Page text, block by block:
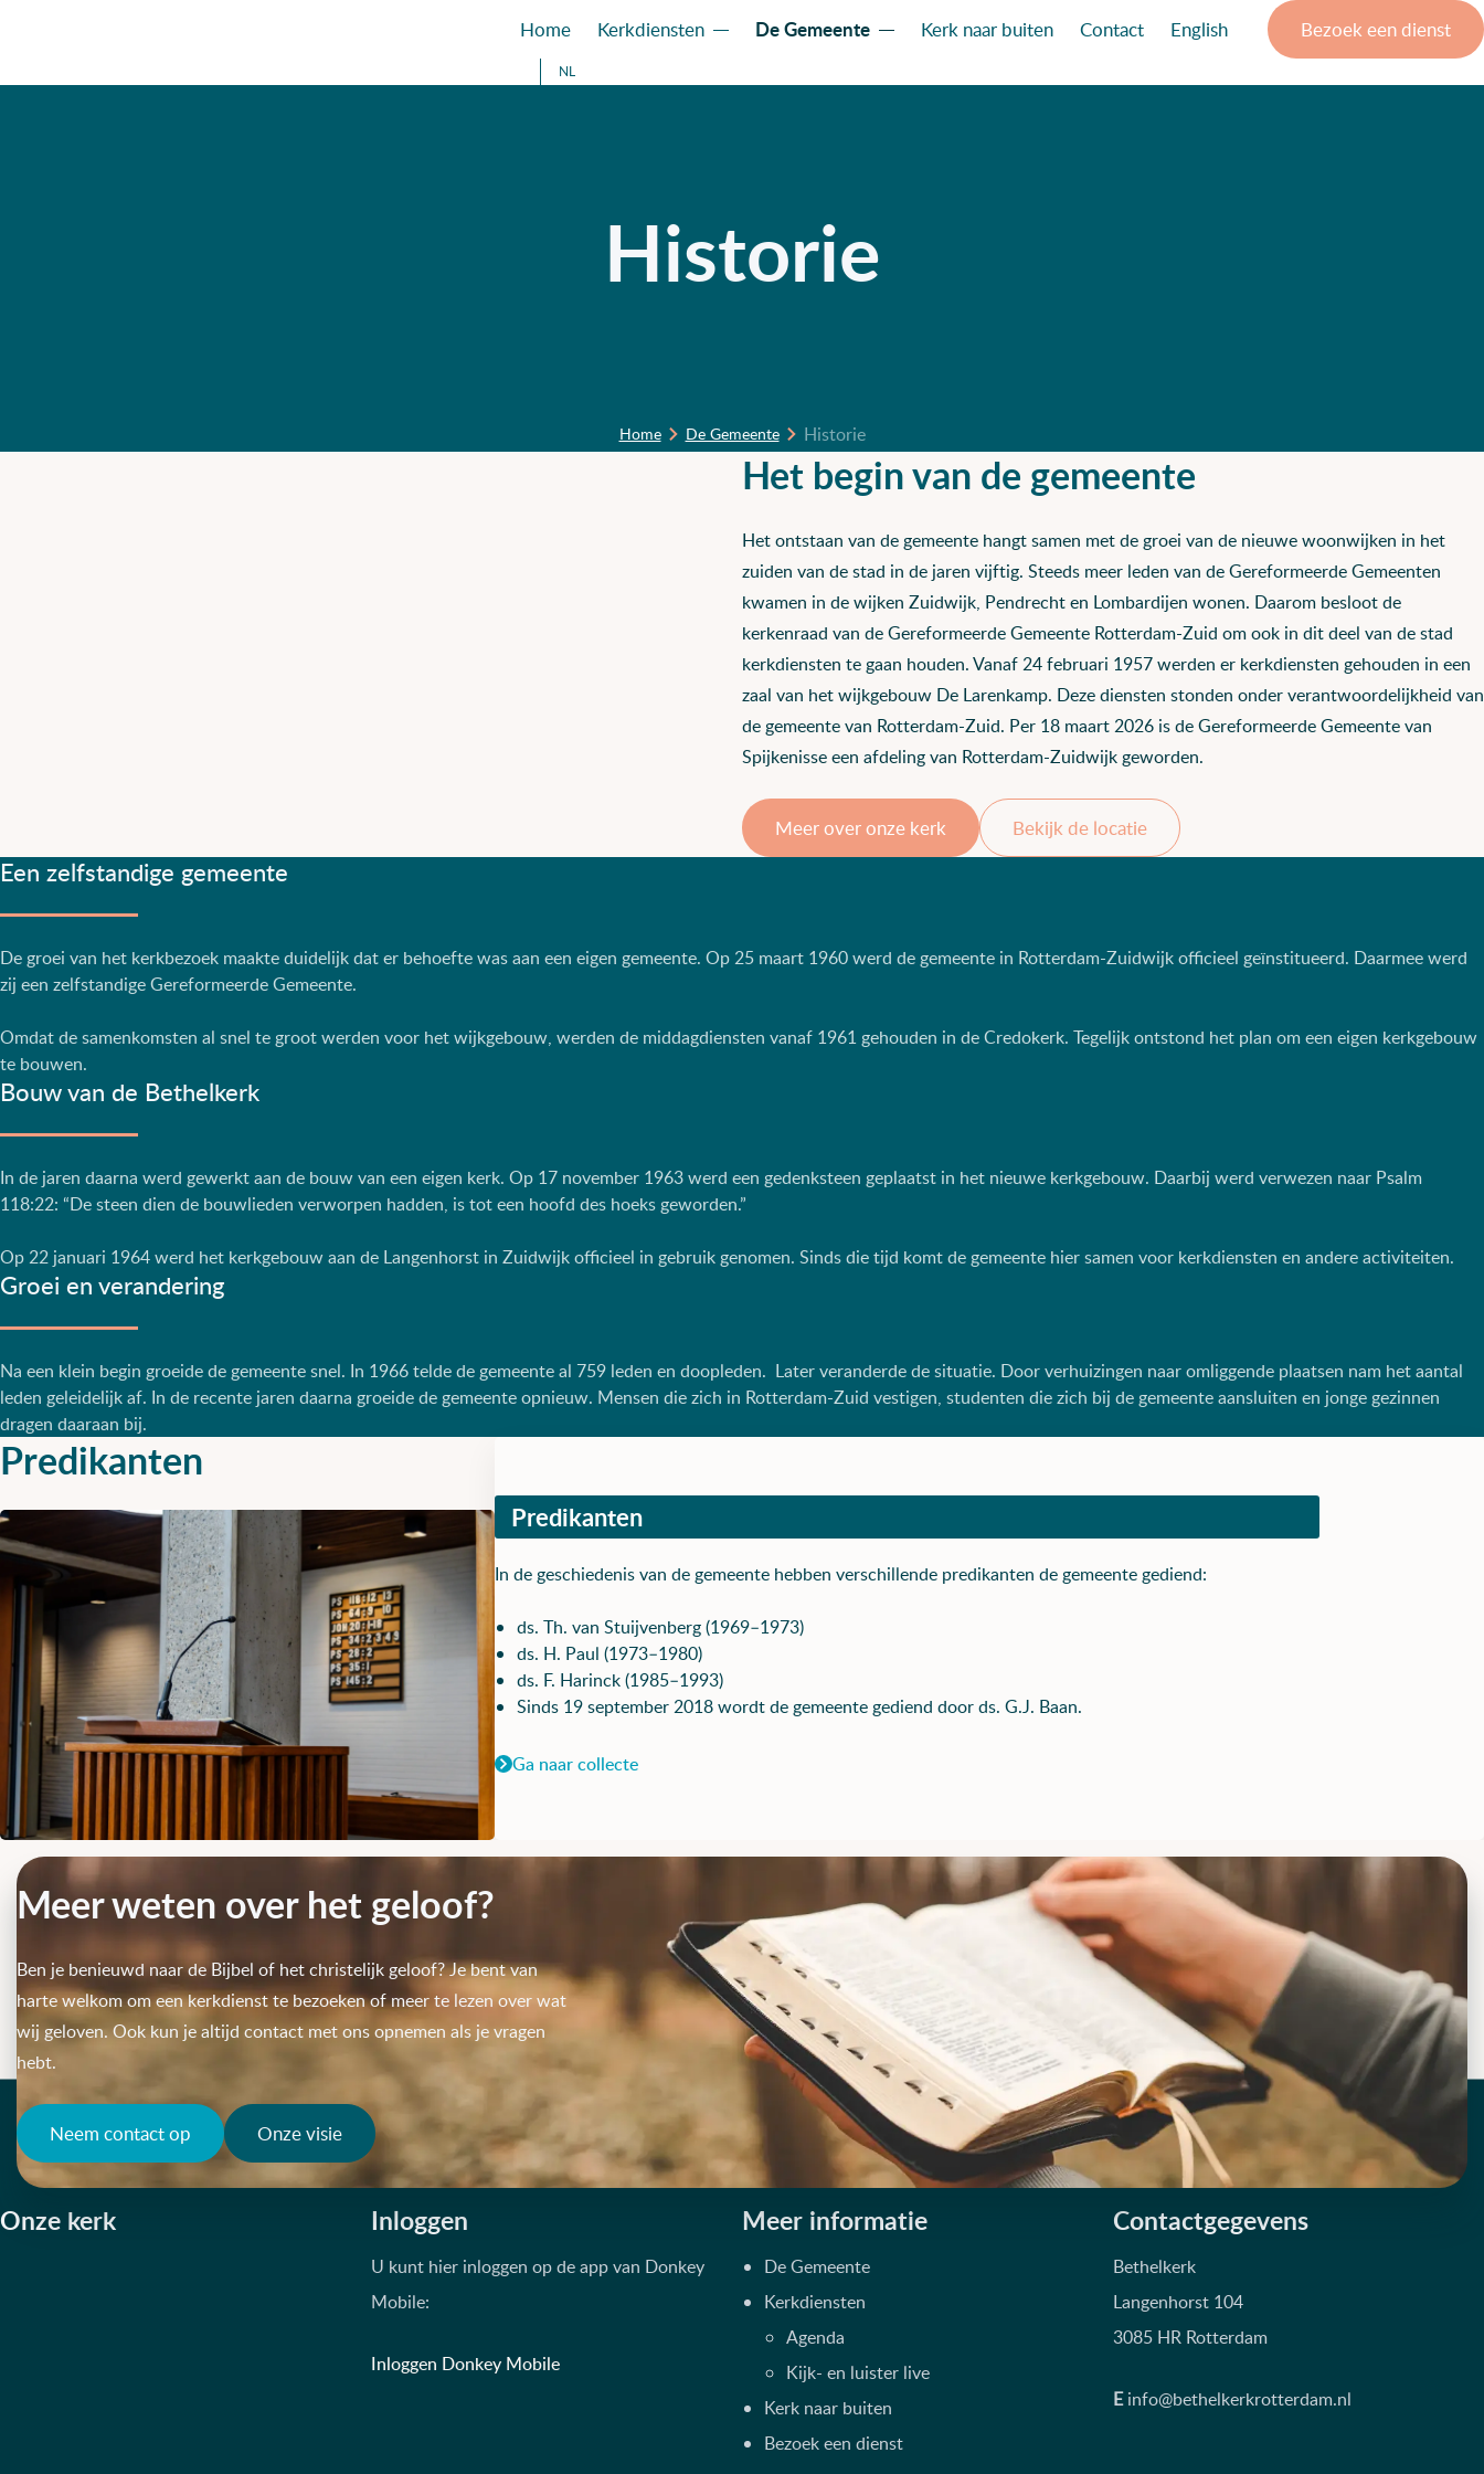
Home Kerkdiensten De Gemeente Kerk naar buiten Contact English Bezoek een dienst
NL
Historie
Home De Gemeente Historie
Het begin van de gemeente
Het ontstaan van de gemeente hangt samen met de groei van de nieuwe woonwijken in het
zuiden van de stad in de jaren vijftig. Steeds meer leden van de Gereformeerde Gemeenten
kwamen in de wijken Zuidwijk, Pendrecht en Lombardijen wonen. Daarom besloot de
kerkenraad van de Gereformeerde Gemeente Rotterdam-Zuid om ook in dit deel van de stad
kerkdiensten te gaan houden. Vanaf 24 februari 1957 werden er kerkdiensten gehouden in een
zaal van het wijkgebouw De Larenkamp. Deze diensten stonden onder verantwoordelijkheid van
de gemeente van Rotterdam-Zuid. Per 18 maart 2026 is de Gereformeerde Gemeente van
Spijkenisse een afdeling van Rotterdam-Zuidwijk geworden.
Meer over onze kerk Bekijk de locatie
Een zelfstandige gemeente
De groei van het kerkbezoek maakte duidelijk dat er behoefte was aan een eigen gemeente. Op 25 maart 1960 werd de gemeente in Rotterdam-Zuidwijk officieel geïnstitueerd. Daarmee werd
zij een zelfstandige Gereformeerde Gemeente.
Omdat de samenkomsten al snel te groot werden voor het wijkgebouw, werden de middagdiensten vanaf 1961 gehouden in de Credokerk. Tegelijk ontstond het plan om een eigen kerkgebouw
te bouwen.
Bouw van de Bethelkerk
In de jaren daarna werd gewerkt aan de bouw van een eigen kerk. Op 17 november 1963 werd een gedenksteen geplaatst in het nieuwe kerkgebouw. Daarbij werd verwezen naar Psalm
118:22: “De steen dien de bouwlieden verworpen hadden, is tot een hoofd des hoeks geworden.”
Op 22 januari 1964 werd het kerkgebouw aan de Langenhorst in Zuidwijk officieel in gebruik genomen. Sinds die tijd komt de gemeente hier samen voor kerkdiensten en andere activiteiten.
Groei en verandering
Na een klein begin groeide de gemeente snel. In 1966 telde de gemeente al 759 leden en doopleden. Later veranderde de situatie. Door verhuizingen naar omliggende plaatsen nam het aantal
leden geleidelijk af. In de recente jaren daarna groeide de gemeente opnieuw. Mensen die zich in Rotterdam-Zuid vestigen, studenten die zich bij de gemeente aansluiten en jonge gezinnen
dragen daaraan bij.
Predikanten
Predikanten
In de geschiedenis van de gemeente hebben verschillende predikanten de gemeente gediend:
ds. Th. van Stuijvenberg (1969–1973)
ds. H. Paul (1973–1980)
ds. F. Harinck (1985–1993)
Sinds 19 september 2018 wordt de gemeente gediend door ds. G.J. Baan.
Ga naar collecte
Meer weten over het geloof?
Ben je benieuwd naar de Bijbel of het christelijk geloof? Je bent van
harte welkom om een kerkdienst te bezoeken of meer te lezen over wat
wij geloven. Ook kun je altijd contact met ons opnemen als je vragen
hebt.
Neem contact op Onze visie
Onze kerk Inloggen
U kunt hier inloggen op de app van Donkey
Mobile:
Inloggen Donkey Mobile
Meer informatie
De Gemeente
Kerkdiensten
Agenda
Kijk- en luister live
Kerk naar buiten
Bezoek een dienst
Contactgegevens
Bethelkerk
Langenhorst 104
3085 HR Rotterdam
E info@bethelkerkrotterdam.nl